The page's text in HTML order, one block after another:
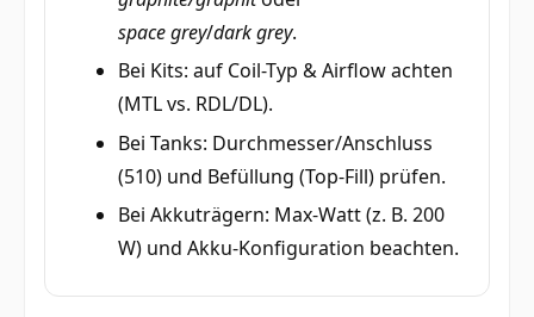
space grey/dark grey.
Bei Kits: auf Coil-Typ & Airflow achten
(MTL vs. RDL/DL).
Bei Tanks: Durchmesser/Anschluss
(510) und Befüllung (Top-Fill) prüfen.
Bei Akkuträgern: Max-Watt (z. B. 200
W) und Akku-Konfiguration beachten.